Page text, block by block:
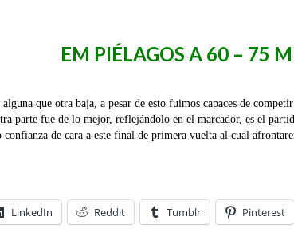
EM PIÉLAGOS A 60 – 75
que otra baja, a pesar de esto fuimos capaces de
parte fue de lo mejor, reflejándolo en el marcador, es el
de cara a este final de primera vuelta al cual
LinkedIn Reddit Tumblr Pinterest